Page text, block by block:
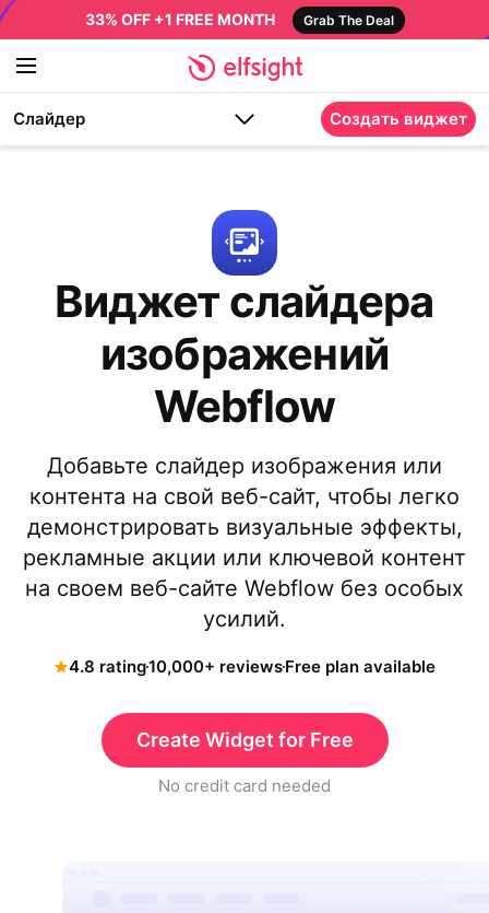
33% OFF +1 FREE MONTH Grab The Deal
Слайдер Создать виджет
Виджет слайдера
изображений
Webflow
Добавьте слайдер изображения или
контента на свой веб-сайт, чтобы легко
демонстрировать визуальные эффекты,
рекламные акции или ключевой контент
на своем веб-сайте Webflow без особых
усилий.
4.8 rating10,000+ reviewsFree plan available
Create Widget for Free
No credit card needed